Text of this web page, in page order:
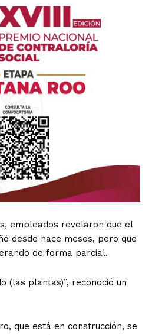
empleados revelaron que el
desde hace meses, pero que
de forma parcial.
(las plantas)”, reconoció un
que está en construcción, se